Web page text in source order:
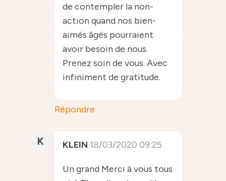
de contempler la non-
action quand nos bien-
aimés âgés pourraient
avoir besoin de nous.
Prenez soin de vous. Avec
infiniment de gratitude.
Répondre
K KLEIN 18/03/2020 09:25
Un grand Merci à vous tous